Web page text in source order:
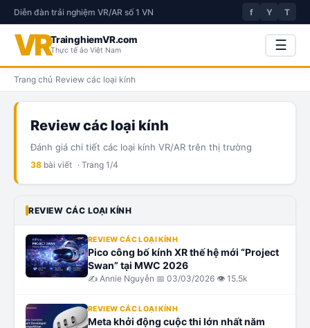
Diễn đàn trải nghiệm VR/AR số 1 VN f Y T
VRTrainghiemVR.com
Thực tế ảo Việt Nam ☰
Trang chủ›Review các loại kính
Review các loại kính
Đánh giá chi tiết các loại kính VR/AR trên thị trường
38 bài viết · Trang 1/4
REVIEW CÁC LOẠI KÍNH
REVIEW CÁC LOẠI KÍNH
Pico công bố kính XR thế hệ mới “Project
Swan” tại MWC 2026
✍️ Annie Nguyễn·📅 03/03/2026·👁 15.5k
REVIEW CÁC LOẠI KÍNH
Meta khởi động cuộc thi lớn nhất năm